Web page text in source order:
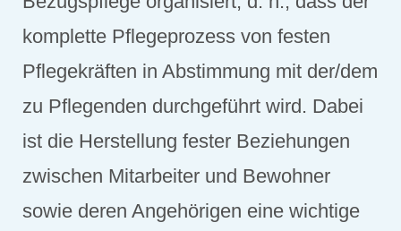
komplette Pflegeprozess von festen
Pflegekräften in Abstimmung mit der/dem
zu Pflegenden durchgeführt wird. Dabei
ist die Herstellung fester Beziehungen
zwischen Mitarbeiter und Bewohner
sowie deren Angehörigen eine wichtige